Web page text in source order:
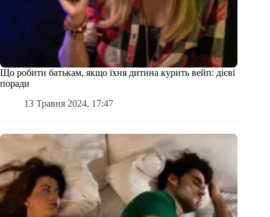
Що робити батькам, якщо їхня дитина курить вейп: дієві
поради
13 Травня 2024, 17:47